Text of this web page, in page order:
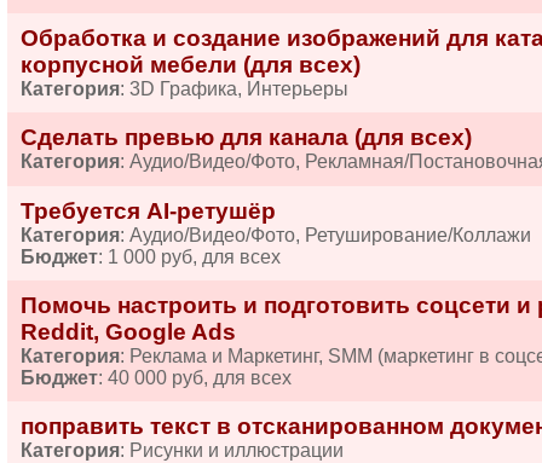
Обработка и создание изображений для
корпусной мебели (для всех)
Категория: 3D Графика, Интерьеры
Сделать превью для канала (для всех)
Категория: Аудио/Видео/Фото, Рекламная/
Требуется AI-ретушёр
Категория: Аудио/Видео/Фото, Ретуширование/Коллажи
Бюджет: 1 000 руб, для всех
Помочь настроить и подготовить соцсети
Reddit, Google Ads
Категория: Реклама и Маркетинг, SMM (маркетинг в
Бюджет: 40 000 руб, для всех
поправить текст в отсканированном
Категория: Рисунки и иллюстрации